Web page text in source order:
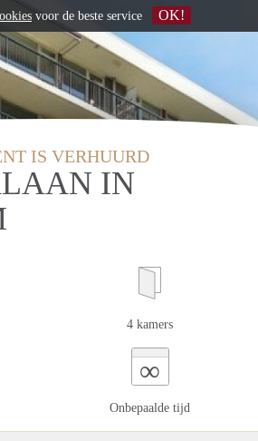
IS VERHUURD
IN
4 kamers
∞
Onbepaalde tijd
voor de beste service OK!